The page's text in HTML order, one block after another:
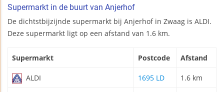
Supermarkt in de buurt van Anjerhof
De dichtstbijzijnde supermarkt bij Anjerhof in Zwaag is ALDI.
Deze supermarkt ligt op een afstand van 1.6 km.
Supermarkt Postcode Afstand
ALDI 1695 LD 1.6 km